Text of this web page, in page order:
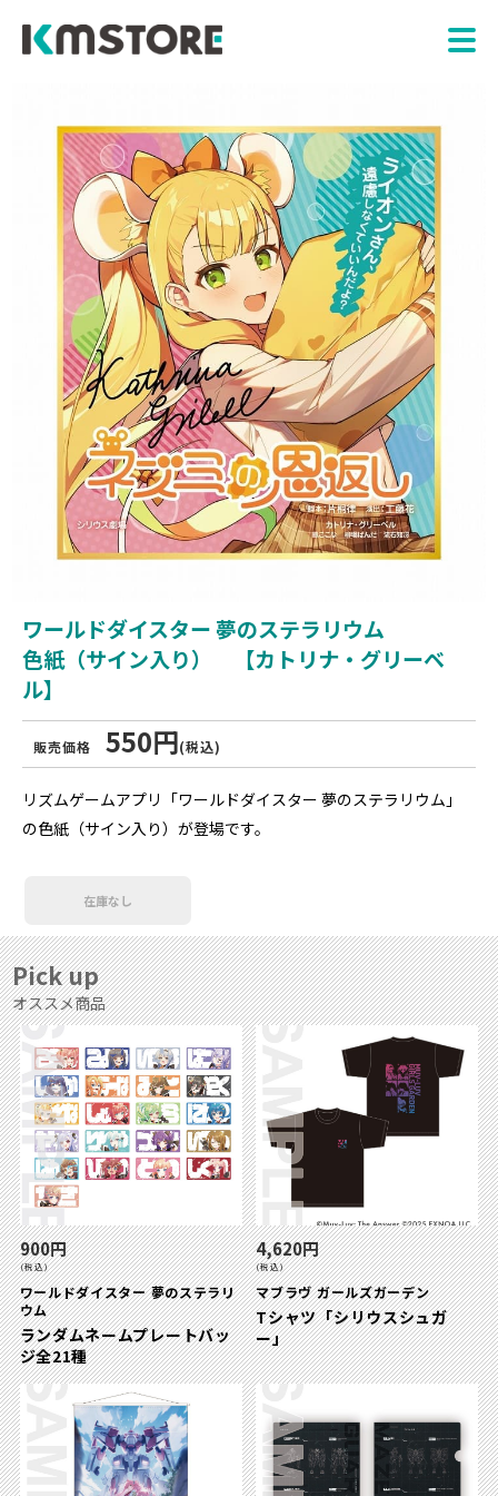
ワールドダイスター 夢のステラリウム
色紙（サイン入り） 【カトリナ・グリーベ
ル】
販売価格 550円(税込)
リズムゲームアプリ「ワールドダイスター 夢のステラリウム」
の色紙（サイン入り）が登場です。
在庫なし
Pick up
オススメ商品
900円
(税込)
ワールドダイスター 夢のステラリ
ウム
ランダムネームプレートバッ
ジ全21種
4,620円
(税込)
マブラヴ ガールズガーデン
Tシャツ「シリウスシュガ
ー」